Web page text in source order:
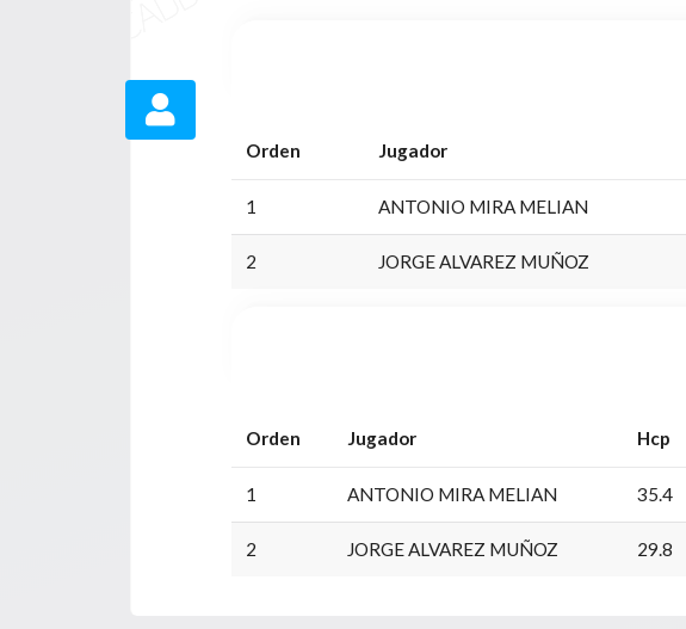
Orden Jugador
1 ANTONIO MIRA MELIAN
2 JORGE ALVAREZ MUÑOZ
Orden Jugador Hcp
1 ANTONIO MIRA MELIAN 35.4
2 JORGE ALVAREZ MUÑOZ 29.8